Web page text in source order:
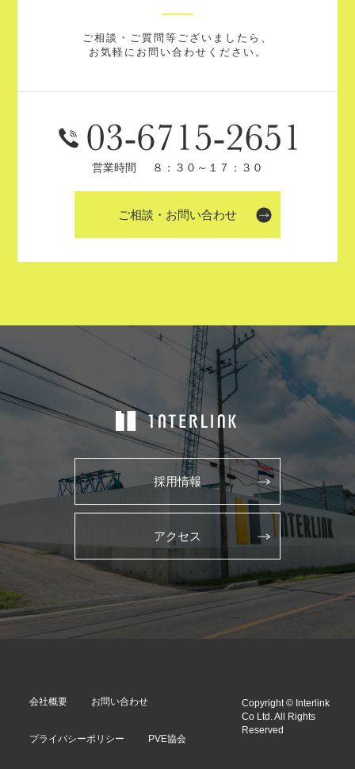
ご相談・ご質問等ございましたら、
お気軽にお問い合わせください。
営業時間 ８：３０～１７：３０
ご相談・お問い合わせ
採用情報
アクセス
会社概要 お問い合わせ
プライバシーポリシー PVE協会
Copyright © Interlink
Co Ltd. All Rights
Reserved